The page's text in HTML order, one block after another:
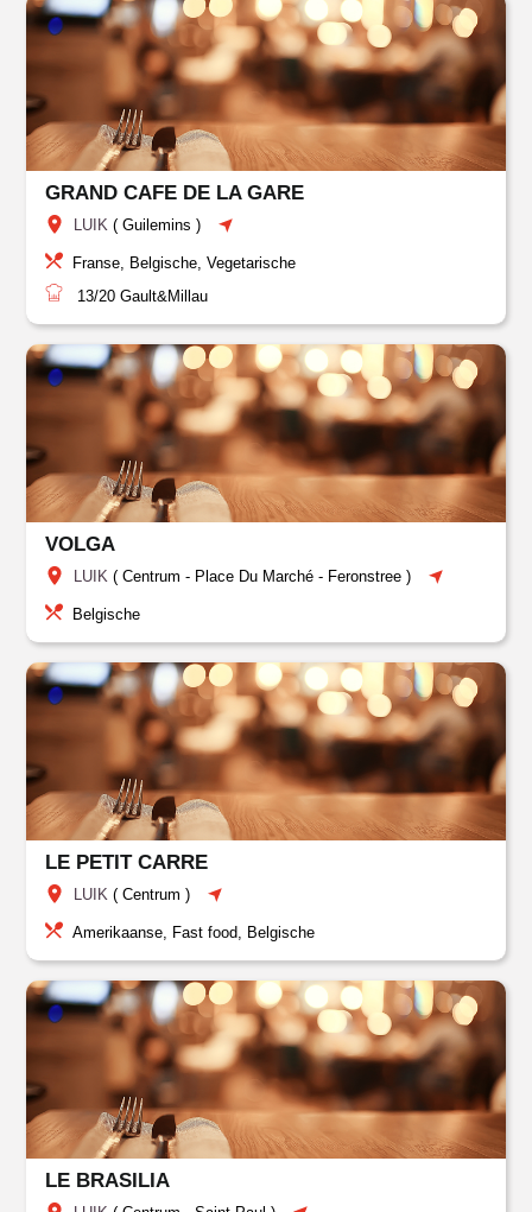
GRAND CAFE DE LA GARE
LUIK (Guilemins )
Franse, Belgische, Vegetarische
13/20 Gault&Millau
VOLGA
LUIK (Centrum - Place Du Marché - Feronstree )
Belgische
LE PETIT CARRE
LUIK (Centrum )
Amerikaanse, Fast food, Belgische
LE BRASILIA